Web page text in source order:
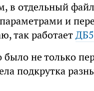
в отдельный
и
так работаетДБ5
не только
подкрутка